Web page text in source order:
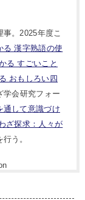
。2025年度こ
る 漢字熟語の使
る すごいこと
おもしろい四
学会研究フォー
通して意識づけ
ざ探求：人々が
う。